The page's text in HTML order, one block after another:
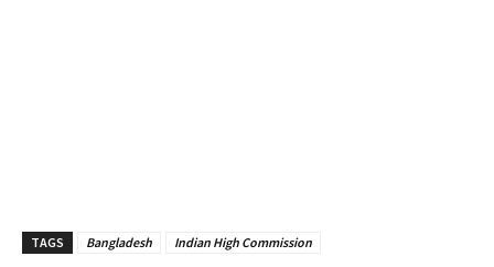
TAGS Bangladesh Indian High Commission